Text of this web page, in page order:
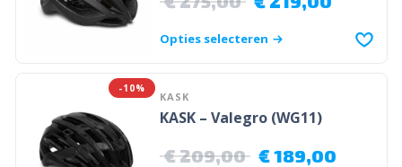
Opties selecteren
-10%
KASK
KASK – Valegro (WG11)
€209,00 €189,00